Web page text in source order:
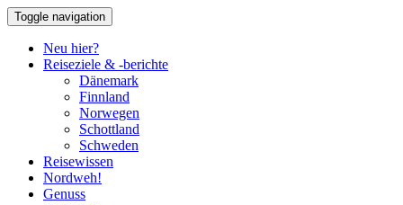
Toggle navigation
Neu hier?
Reiseziele & -berichte
Dänemark
Finnland
Norwegen
Schottland
Schweden
Reisewissen
Nordweh!
Genuss